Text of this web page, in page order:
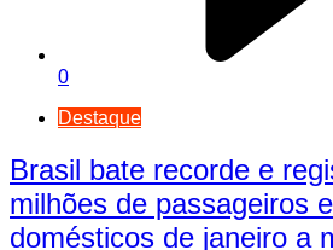
0
Destaque
Brasil bate recorde e
milhões de passageiros
domésticos de janeiro a